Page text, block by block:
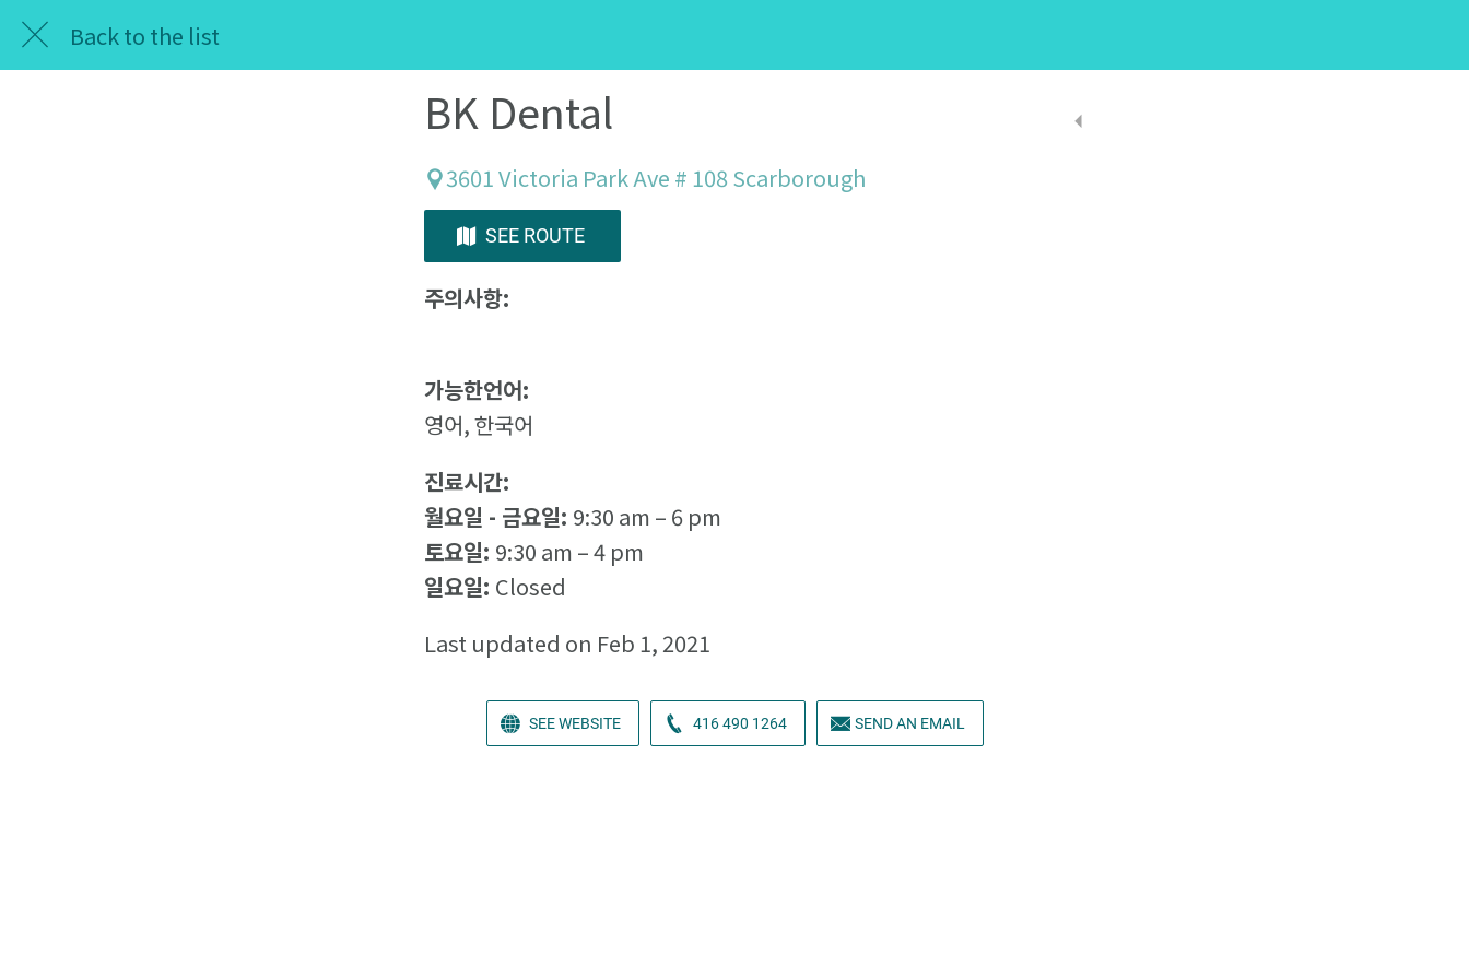
Back to the list
BK Dental
3601 Victoria Park Ave # 108 Scarborough
SEE ROUTE
주의사항:
가능한언어:
영어, 한국어
진료시간:
월요일 - 금요일: 9:30 am – 6 pm
토요일: 9:30 am – 4 pm
일요일: Closed
Last updated on Feb 1, 2021
SEE WEBSITE 416 490 1264 SEND AN EMAIL